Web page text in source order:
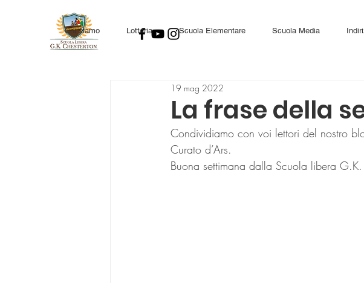
Chi siamo Lotteria Scuola Elementare Scuola Media
La frase della
19 mag 2022
Condividiamo con voi lettori del nostro
Curato d’Ars.
Buona settimana dalla Scuola libera G.K.